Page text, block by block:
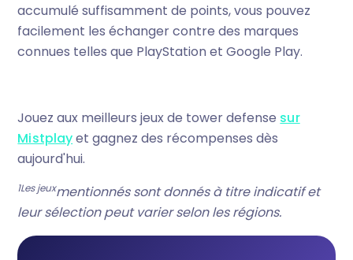
accumulé suffisamment de points, vous pouvez
facilement les échanger contre des marques
connues telles que PlayStation et Google Play.
Jouez aux meilleurs jeux de tower defense sur
Mistplayet gagnez des récompenses dès
aujourd'hui.
‍1Les jeuxmentionnés sont donnés à titre indicatif et
leur sélection peut varier selon les régions.